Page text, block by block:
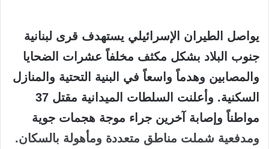
يواصل الطيران الإسرائيلي يستهدف قرى لبنانية
جنوب البلاد بشكل مكثف مخلفاً عشرات الضحايا
والمصابين وهدماً واسعاً في البنية التحتية والمنازل
السكنية. وأعلنت السلطات الميدانية مقتل 37
مواطناً وإصابة آخرين جراء موجة هجمات جوية
ومدفعية شملت مناطق متعددة ومأهولة بالسكان.